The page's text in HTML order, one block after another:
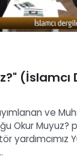
(İslamcı
ve
Okur Muyuz?
yardımcımız